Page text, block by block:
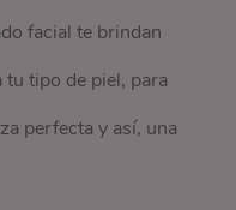
facial te brindan
tipo de piel, para
perfecta y así, una